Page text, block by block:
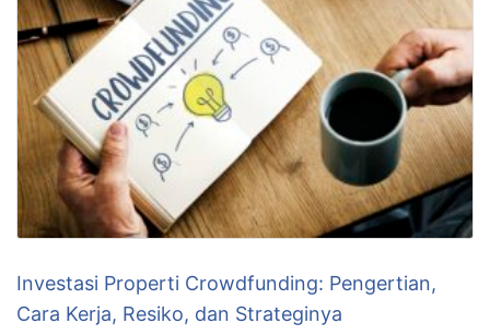
Investasi Properti Crowdfunding: Pengertian,
Cara Kerja, Resiko, dan Strateginya